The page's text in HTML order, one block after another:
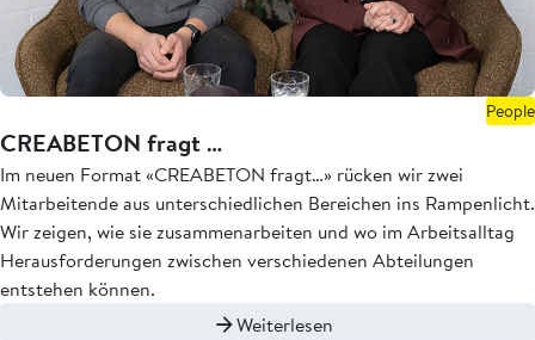
People
CREABETON fragt …
Im neuen Format «CREABETON fragt…» rücken wir zwei
Mitarbeitende aus unterschiedlichen Bereichen ins Rampenlicht.
Wir zeigen, wie sie zusammenarbeiten und wo im Arbeitsalltag
Herausforderungen zwischen verschiedenen Abteilungen
entstehen können.
Weiterlesen